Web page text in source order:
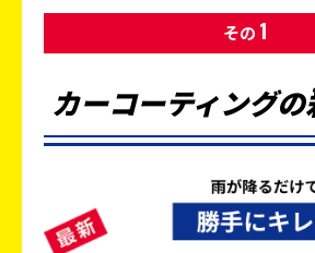
その 1
カーコーティングの